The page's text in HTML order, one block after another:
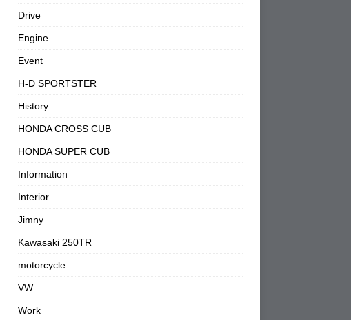
Drive
Engine
Event
H-D SPORTSTER
History
HONDA CROSS CUB
HONDA SUPER CUB
Information
Interior
Jimny
Kawasaki 250TR
motorcycle
VW
Work